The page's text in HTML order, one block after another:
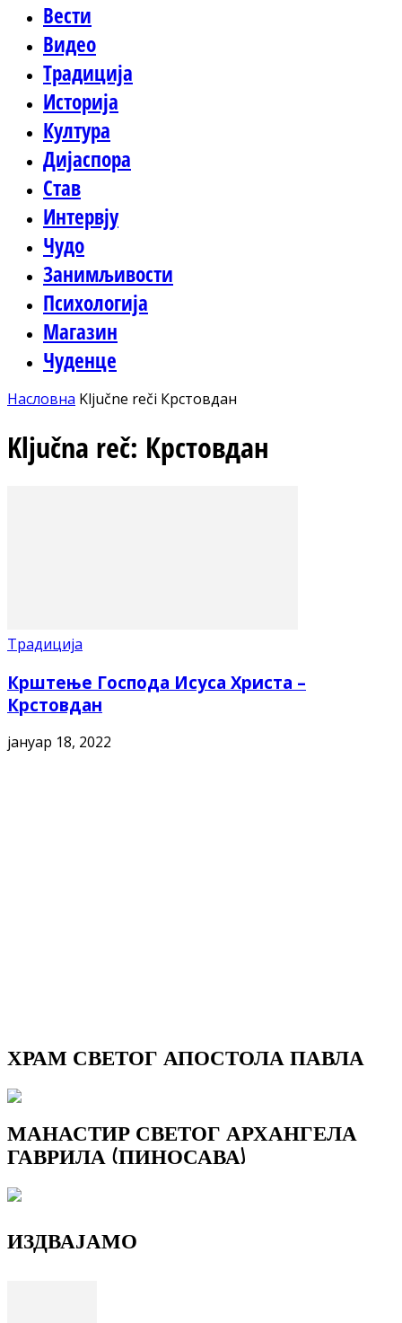
Вести
Видео
Традиција
Историја
Култура
Дијаспора
Став
Интервју
Чудо
Занимљивости
Психологија
Магазин
Чуденце
Насловна Ključne reči Крстовдан
Ključna reč: Крстовдан
Традиција
Крштењe Господа Исуса Христа –
Крстовдан
јануар 18, 2022
ХРАМ СВЕТОГ АПОСТОЛА ПАВЛА
МАНАСТИР СВЕТОГ АРХАНГЕЛА
ГАВРИЛА (ПИНОСАВА)
ИЗДВАЈАМО